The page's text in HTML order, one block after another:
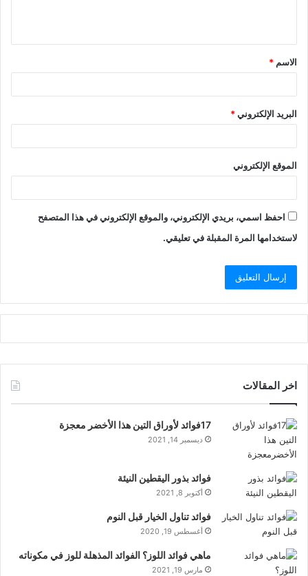
ق
*
الاسم *
البريد الإلكتروني*
الموقع الإلكتروني
احفظ اسمي، بريدي الإلكتروني، والموقع الإلكتروني في هذا المتصفح
لاستخدامها المرة المقبلة في تعليقي.
اخر المقالات
17فوائد لأوراق التين هذا الأخضر معجزة
ديسمبر 14, 2021
فوائد بذور اليقطين النيئة
أكتوبر 8, 2021
فوائد تناول الخيار قبل النوم
أغسطس 19, 2020
ماهي فوائد اللوز؟ الفوائد المذهلة للوز في مكوناته
مارس 19, 2021